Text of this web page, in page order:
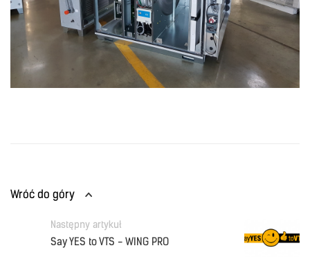
Wróć do góry
Następny artykuł
Say YES to VTS - WING PRO